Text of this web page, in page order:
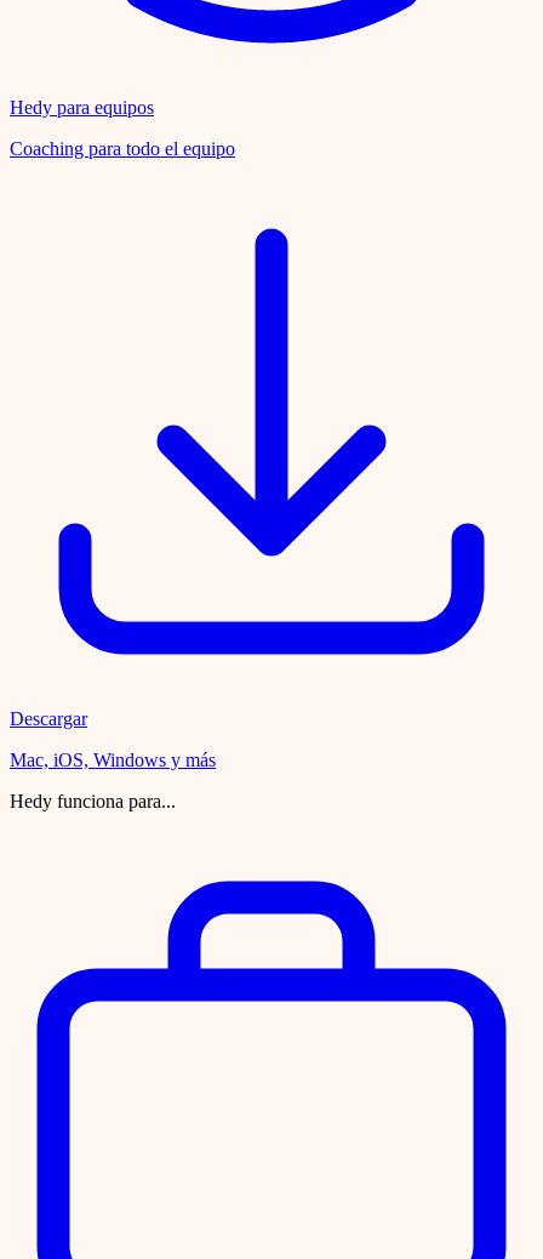
Hedy para equipos
Coaching para todo el equipo
Descargar
Mac, iOS, Windows y más
Hedy funciona para...